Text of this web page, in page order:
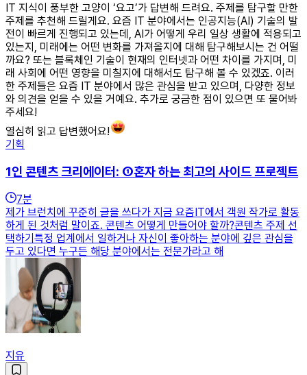
IT 지식이 풍부한 고양이 ‘요고’가 답변해 드려요. 주제를 탐구할 만한
주제를 추천해 드릴게요. 요즘 IT 분야에서는 인공지능(AI) 기술의 발
전이 빠르게 진행되고 있는데, AI가 어떻게 우리 일상 생활에 적용되고
있는지, 미래에는 어떤 변화를 가져올지에 대해 탐구해보시는 건 어떨
까요? 또는 블록체인 기술이 현재의 인터넷과 어떤 차이를 가지며, 미
래 사회에 어떤 영향을 미칠지에 대해서도 탐구해 볼 수 있겠죠. 이러
한 주제들은 요즘 IT 분야에서 많은 관심을 받고 있으며, 다양한 정보
와 의견을 얻을 수 있을 거예요. 추가로 궁금한 점이 있으면 또 물어봐
주세요!
열심히 읽고 답변했어요!
기획
1인 콘텐츠 크리에이터: ①혼자 하는 최고의 사이드 프로젝트
7분
제가 브런치에 꾸준히 글을 쓰다가 지금 요즘IT에서 객원 작가로 활동
하게 된 것처럼 말이죠. 콘텐츠 어떻게 만들어야 할까?콘텐츠 주제 선
택하기특정 업계에서 일하거나 자신이 좋아하는 분야에 깊은 관심을
두고 있다면 누구든 해당 분야에서는 전문가라고 해
지유